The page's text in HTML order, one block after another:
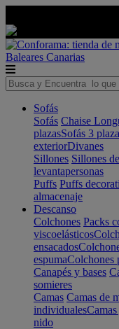
Baleares Canarias
Sofás
Sofás Chaise
plazasSofás 3
exteriorDivanes
Sillones Sillones
levantapersonas
Puffs Puffs
almacenaje
Descanso
Colchones Packs
viscoelásticos
ensacados
espumaColchones
Canapés y bases
somieres
Camas Camas de
individuales
nido